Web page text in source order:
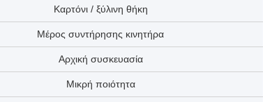
Καρτόνι / ξύλινη θήκη
Μέρος συντήρησης κινητήρα
Αρχική συσκευασία
Μικρή ποιότητα